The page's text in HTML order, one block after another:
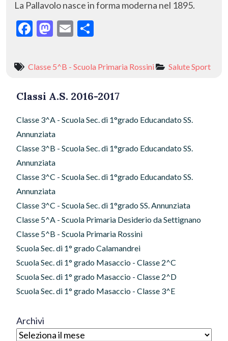
La Pallavolo nasce in forma moderna nel 1895.
F
e
o
k
M
to
o
E
ai n
vi
Classe 5^B - Scuola Primaria Rossini SaluteSport
Classi A.S. 2016-2017
Classe 3^A - Scuola Sec. di 1°grado Educandato SS.
Annunziata
Classe 3^B - Scuola Sec. di 1°grado Educandato SS.
Annunziata
Classe 3^C - Scuola Sec. di 1°grado Educandato SS.
Annunziata
Classe 3^C - Scuola Sec. di 1°grado SS. Annunziata
Classe 5^A - Scuola Primaria Desiderio da Settignano
Classe 5^B - Scuola Primaria Rossini
Scuola Sec. di 1° grado Calamandrei
Scuola Sec. di 1° grado Masaccio - Classe 2^C
Scuola Sec. di 1° grado Masaccio - Classe 2^D
Scuola Sec. di 1° grado Masaccio - Classe 3^E
Archivi